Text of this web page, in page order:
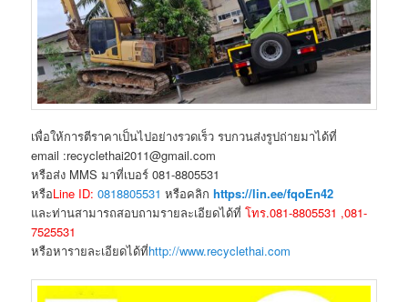
เพื่อให้การตีราคาเป็นไปอย่างรวดเร็ว รบกวนส่งรูปถ่ายมาได้ที่
email :recyclethai2011@gmail.com
หรือส่ง MMS มาที่เบอร์ 081-8805531
หรือLine ID:0818805531 หรือคลิกhttps://lin.ee/fqoEn42
และท่านสามารถสอบถามรายละเอียดได้ที่โทร.081-8805531 ,081-
7525531
หรือหารายละเอียดได้ที่http://www.recyclethai.com